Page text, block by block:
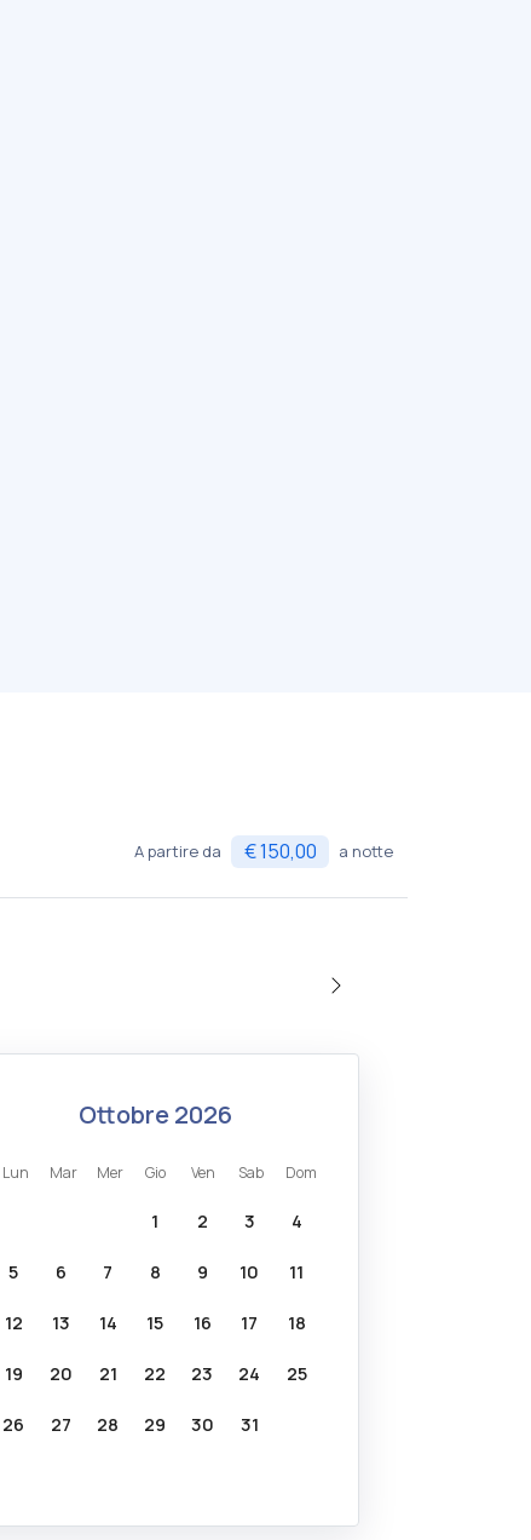
A partire da € 150,00 a notte
ottobre 2026
lun mar mer gio ven sab dom
1 2 3 4
5 6 7 8 9 10 11
12 13 14 15 16 17 18
19 20 21 22 23 24 25
26 27 28 29 30 31